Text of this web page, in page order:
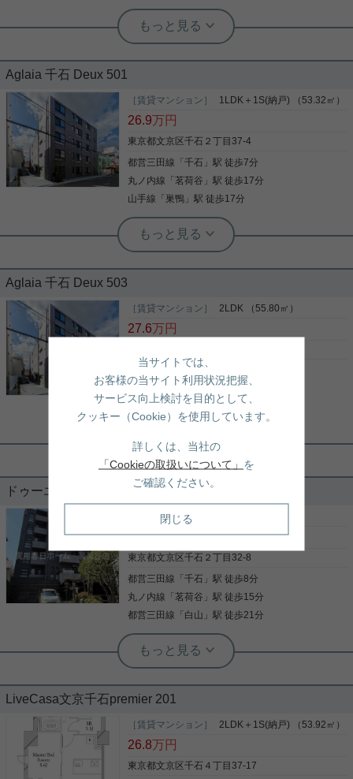
根津駅前センター（実用根津ホーム株式会社 根津駅前センター） スタ
ッフ小西
８０㎡超のファミリータイプ
重厚感のある外観の【パ－ク・ハイム千石】から８
０㎡超のファミリータイプが登場 室内は２０２５年
に大幅リフォーム済 管理体制も良いマンションで
す。
写真(9)
Aglaia 千石 Deux 501
［賃貸マンション］ 1LDK＋1S(納戸) （53.32㎡）
26.9万円
東京都文京区千石２丁目37-4
都営三田線 「千石 」駅 徒歩7分
丸ノ内線 「茗荷谷 」駅 徒歩17分
山手線 「 巣鴨 」駅 徒歩17分
実用春日ホーム 茗荷谷店 堀田枝里
新築、最上階☆1SLDK、角部屋！
パー「かみもと」が徒歩1分！ 閑静な住宅街で、買
い物にも便利な立地です☆ 新築、最上階の南東角部
屋のお部屋！ 2面に窓あり！ 6帖のスペースは窓も
実しており、ネットも無料で利用可能です！ お気軽
にお問い合わせくださいませ☆ ★お電話でのご相談
もお気軽にどうぞ★ 実用春日ホーム株式会社 茗荷
谷店 TEL：03-6902-5021
写真(9)
Aglaia 千石 Deux 503
［賃貸マンション］ 2LDK （55.80㎡）
27.6万円
都営三田線「 千石 」駅 徒歩7分
丸ノ内線「茗荷谷 」駅 徒歩17分
山手線
「 巣鴨 」駅 徒歩17分
新築、最上階☆2LDK、角部屋！
千石駅最寄り、2LDKのお部屋をご紹介です☆ スー
パー「かみもと」が徒歩1分！ 閑静な住宅街で、買
ネットも無料で利用可能です！ お気軽にお問い合わ
うぞ★ 実用春日ホーム株式会社 茗荷谷店 TEL：
03-6902-5021
写真(9)
詳細を見る
ドゥーエ千石 102
［賃貸マンション］
29.3万円
東京都文京区千石２丁目32-8
都営三田線 「千石 」駅 徒歩8分
丸ノ内線 「茗荷谷 」駅 徒歩15分
都営三田線 「 白山 」駅 徒歩21分
実用春日ホーム 茗荷谷店 堀田枝里
2026年7月室内リノベーション済み☆
礼金0！
千石駅徒歩8分のお部屋をご紹介です☆ 南西向き、
2LDK！ リビングには床暖房、全部屋エアコン等、
室内設備は整っております！ 2026年7月にリノベー
LiveCasa文京千石premier 201
［賃貸マンション］ 2LDK＋1S(納戸) （53.92㎡）
26.8万円
東京都文京区千石４丁目37-17
当サイトでは、
お客様の当サイト利用状況把握、
サービス向上検討を目的として、
クッキー（Cookie）を使用しています。
詳しくは、当社の
「Cookieの取扱いについて」 を
ご確認ください。
閉じる